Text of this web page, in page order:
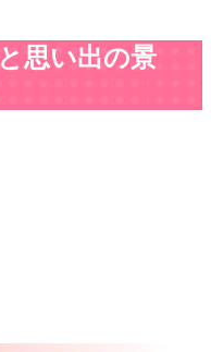
思い出の景